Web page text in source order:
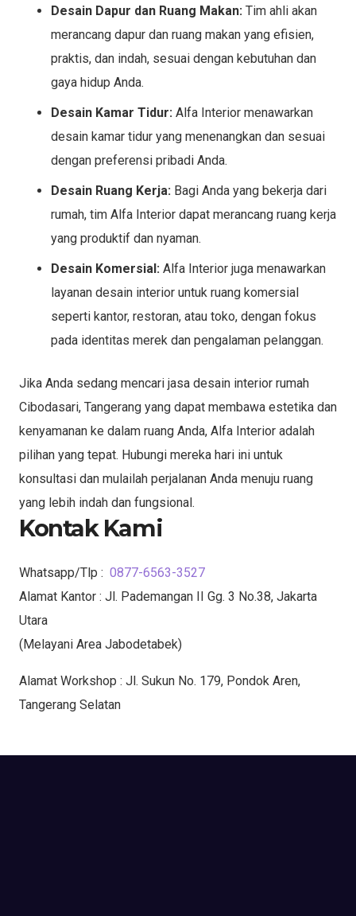
Desain Dapur dan Ruang Makan: Tim ahli akan
merancang dapur dan ruang makan yang efisien,
praktis, dan indah, sesuai dengan kebutuhan dan
gaya hidup Anda.
Desain Kamar Tidur: Alfa Interior menawarkan
desain kamar tidur yang menenangkan dan sesuai
dengan preferensi pribadi Anda.
Desain Ruang Kerja: Bagi Anda yang bekerja dari
rumah, tim Alfa Interior dapat merancang ruang kerja
yang produktif dan nyaman.
Desain Komersial: Alfa Interior juga menawarkan
layanan desain interior untuk ruang komersial
seperti kantor, restoran, atau toko, dengan fokus
pada identitas merek dan pengalaman pelanggan.
Jika Anda sedang mencari jasa desain interior rumah
Cibodasari, Tangerang yang dapat membawa estetika dan
kenyamanan ke dalam ruang Anda, Alfa Interior adalah
pilihan yang tepat. Hubungi mereka hari ini untuk
konsultasi dan mulailah perjalanan Anda menuju ruang
yang lebih indah dan fungsional.
Kontak Kami
Whatsapp/Tlp : 0877-6563-3527
Alamat Kantor : Jl. Pademangan II Gg. 3 No.38, Jakarta
Utara
(Melayani Area Jabodetabek)
Alamat Workshop : Jl. Sukun No. 179, Pondok Aren,
Tangerang Selatan